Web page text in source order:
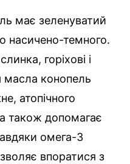
має зеленуватий
насичено-темного.
горіхові і
масла конопель
атопічного
також допомагає
омега-3
впоратися з